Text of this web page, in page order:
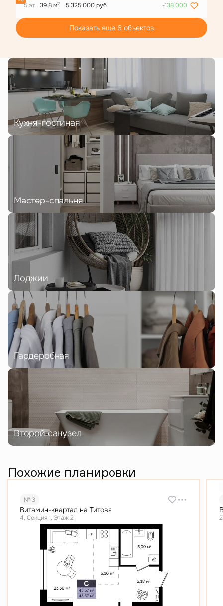
5 эт. 39.8 м2 5 325 000 руб. -138 000
Показать еще 6 объектов
Кухня-гостиная
Мастер-спальня
Лоджии
Гардеробная
Второй санузел
Похожие планировки
№ 3
Витамин-квартал на Титова
4, Секция 1, Этаж 2